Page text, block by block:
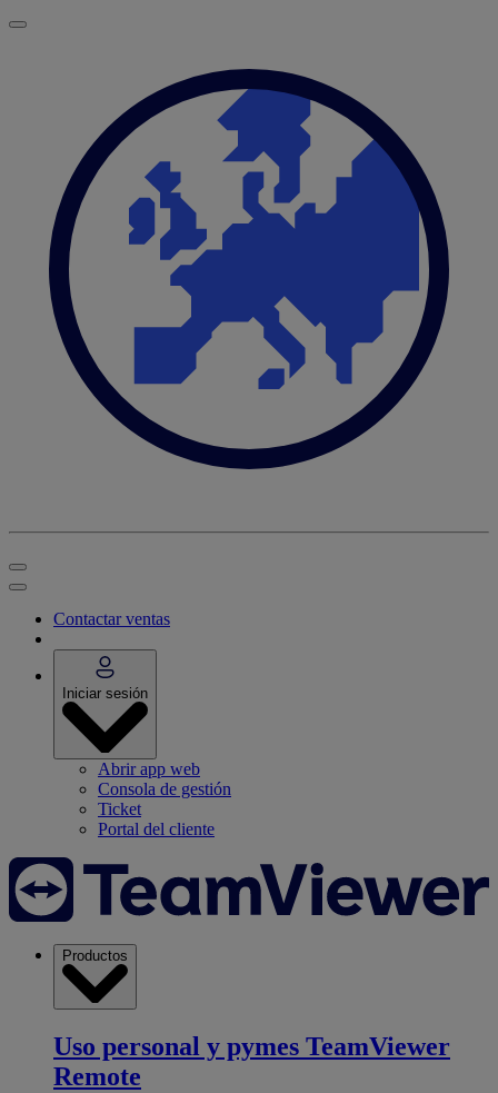
Contactar ventas
Iniciar sesión
Abrir app web
Consola de gestión
Ticket
Portal del cliente
Productos
Uso personal y pymes TeamViewer
Remote